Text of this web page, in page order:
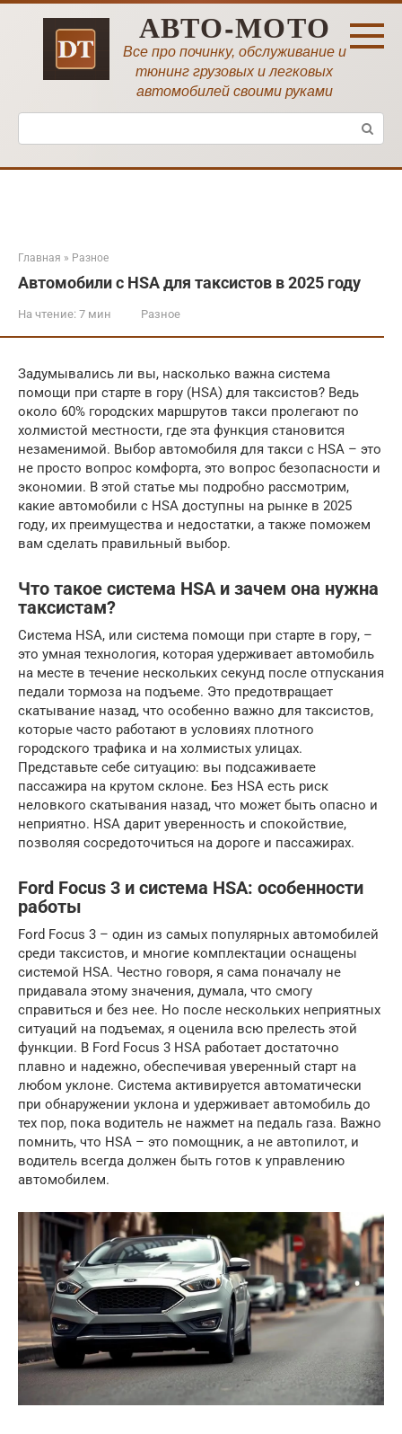
Перейти
АВТО-МОТО
Все про починку, обслуживание и
тюнинг грузовых и легковых
автомобилей своими руками
Поиск:
Главная » Разное
Автомобили с HSA для таксистов в 2025 году
На чтение: 7 мин Разное
Задумывались ли вы, насколько важна система
помощи при старте в гору (HSA) для таксистов? Ведь
около 60% городских маршрутов такси пролегают по
холмистой местности, где эта функция становится
незаменимой. Выбор автомобиля для такси с HSA – это
не просто вопрос комфорта, это вопрос безопасности и
экономии. В этой статье мы подробно рассмотрим,
какие автомобили с HSA доступны на рынке в 2025
году, их преимущества и недостатки, а также поможем
вам сделать правильный выбор.
Что такое система HSA и зачем она нужна
таксистам?
Система HSA, или система помощи при старте в гору, –
это умная технология, которая удерживает автомобиль
на месте в течение нескольких секунд после отпускания
педали тормоза на подъеме. Это предотвращает
скатывание назад, что особенно важно для таксистов,
которые часто работают в условиях плотного
городского трафика и на холмистых улицах.
Представьте себе ситуацию: вы подсаживаете
пассажира на крутом склоне. Без HSA есть риск
неловкого скатывания назад, что может быть опасно и
неприятно. HSA дарит уверенность и спокойствие,
позволяя сосредоточиться на дороге и пассажирах.
Ford Focus 3 и система HSA: особенности
работы
Ford Focus 3 – один из самых популярных автомобилей
среди таксистов, и многие комплектации оснащены
системой HSA. Честно говоря, я сама поначалу не
придавала этому значения, думала, что смогу
справиться и без нее. Но после нескольких неприятных
ситуаций на подъемах, я оценила всю прелесть этой
функции. В Ford Focus 3 HSA работает достаточно
плавно и надежно, обеспечивая уверенный старт на
любом уклоне. Система активируется автоматически
при обнаружении уклона и удерживает автомобиль до
тех пор, пока водитель не нажмет на педаль газа. Важно
помнить, что HSA – это помощник, а не автопилот, и
водитель всегда должен быть готов к управлению
автомобилем.